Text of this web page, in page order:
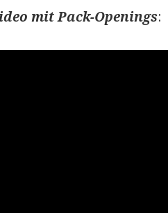
mit Pack-Openings: